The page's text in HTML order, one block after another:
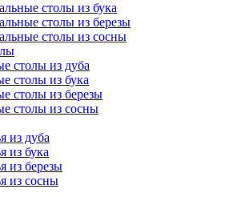
столы из бука
столы из березы
столы из сосны
столы из дуба
столы из бука
столы из березы
столы из сосны
из дуба
из бука
из березы
из сосны